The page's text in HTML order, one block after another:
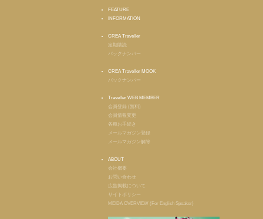
FEATURE
INFORMATION
CREA Traveller
定期購読
バックナンバー
CREA Traveller MOOK
バックナンバー
Traveller WEB MEMBER
会員登録 (無料)
会員情報変更
各種お手続き
メールマガジン登録
メールマガジン解除
ABOUT
会社概要
お問い合わせ
広告掲載について
サイトポリシー
MEIDA OVERVIEW (For English Speaker)